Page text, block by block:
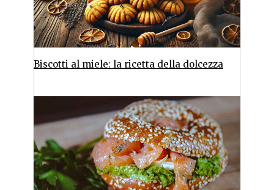
Biscotti al miele: la ricetta della dolcezza